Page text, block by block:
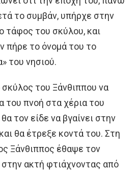
το συμβάν, υπήρχε στην
τάφος του σκύλου, και
πήρε το όνομά του το
του νησιού.
σκύλος του Ξάνθιππου να
του πνοή στα χέρια του
τον είδε να βγαίνει στην
θα έτρεξε κοντά του. Στη
Ξάνθιππος έθαψε τον
ακτή φτιάχνοντας από